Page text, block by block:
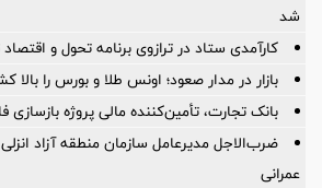
شد
کارآمدی ستاد در ترازوی برنامه تحول و
بازار در مدار صعود؛ اونس طلا و بورس را بالا
بانک تجارت، تأمین‌کننده مالی پروژه بازسازی فازهای ۴ و ۵
ضرب‌الاجل مدیرعامل سازمان منطقه آزاد
عمرانی